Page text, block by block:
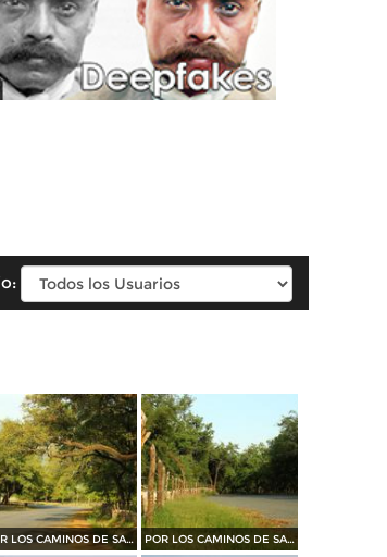
POR LOS CAMINOS DE SANTIAGO POR LOS CAMINOS DE SANTIAGO